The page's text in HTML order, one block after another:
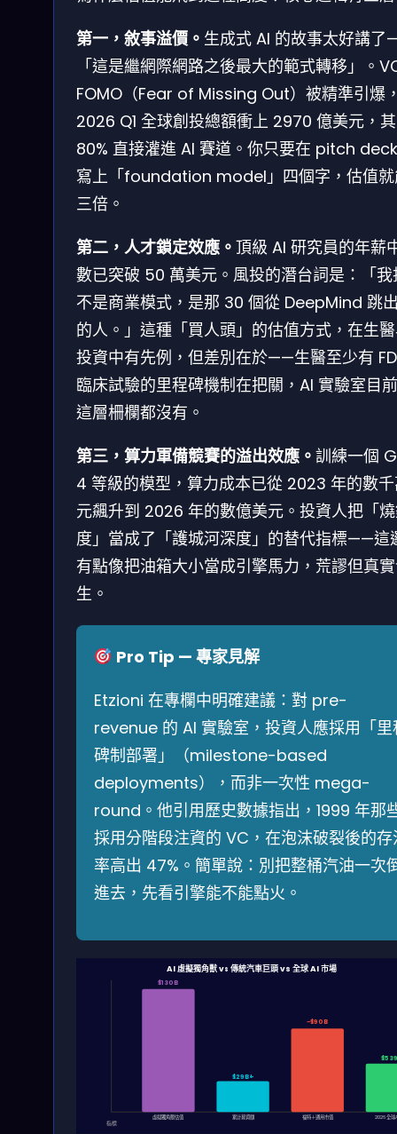
第一，敘事溢價。 生成式 AI 的故事太好講
「這是繼網際網路之後最大的範式轉移」。
FOMO（Fear of Missing Out）被精準引爆
2026 Q1 全球創投總額衝上 2970 億美元，
80% 直接灌進 AI 賽道。你只要在 pitch
寫上「foundation model」四個字，估值就
三倍。
第二，人才鎖定效應。 頂級 AI 研究員的年薪
數已突破 50 萬美元。風投的潛台詞是：「我
不是商業模式，是那 30 個從 DeepMind 跳
的人。」這種「買人頭」的估值方式，在生
投資中有先例，但差別在於——生醫至少有
臨床試驗的里程碑機制在把關，AI 實驗室目
這層柵欄都沒有。
第三，算力軍備競賽的溢出效應。 訓練一個
4 等級的模型，算力成本已從 2023 年的數
元飆升到 2026 年的數億美元。投資人把「
度」當成了「護城河深度」的替代指標——這
有點像把油箱大小當成引擎馬力，荒謬但真
生。
Pro Tip — 專家見解
Etzioni 在專欄中明確建議：對 pre-
revenue 的 AI 實驗室，投資人應採用「里
碑制部署」（milestone-based
deployments），而非一次性 mega-
round。他引用歷史數據指出，1999 年那
採用分階段注資的 VC，在泡沫破裂後的存
率高出 47%。簡單說：別把整桶汽油一次
進去，先看引擎能不能點火。
指標
$130B
虛擬獨角獸估值
$29B+
累計募資額
~$90B
福特＋通用市值 2026 全球
AI 虛擬獨角獸 vs 傳統汽車巨頭 vs 全球 AI 市場